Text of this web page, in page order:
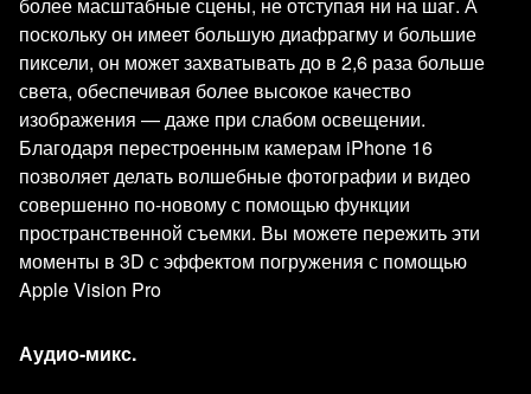
поскольку он имеет большую диафрагму и большие
пиксели, он может захватывать до в 2,6 раза больше
света, обеспечивая более высокое качество
изображения — даже при слабом освещении.
Благодаря перестроенным камерам iPhone 16
позволяет делать волшебные фотографии и видео
совершенно по-новому с помощью функции
пространственной съемки. Вы можете пережить эти
моменты в 3D с эффектом погружения с помощью
Apple Vision Pro
Аудио-микс.